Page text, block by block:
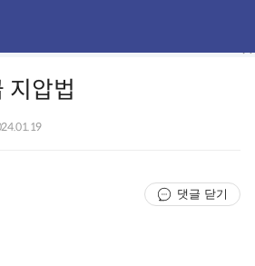
지압법
댓글 닫기